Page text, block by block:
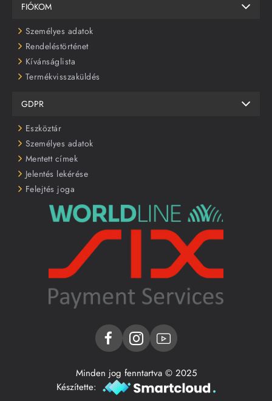
FIÓKOM
Személyes adatok
Rendeléstörténet
Kívánságlista
Termékvisszaküldés
GDPR
Eszköztár
Személyes adatok
Mentett címek
Jelentés lekérése
Felejtés joga
Minden jog fenntartva © 2025
Készítette: